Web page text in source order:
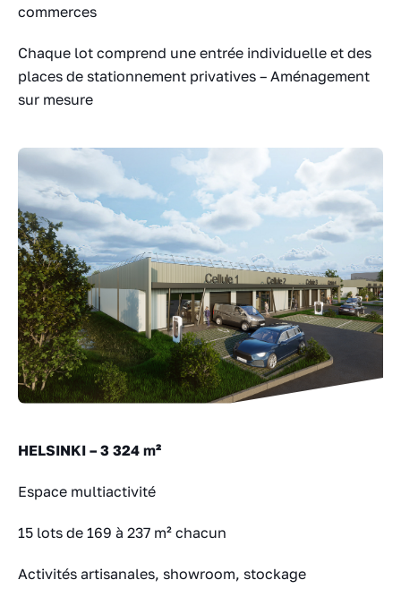
commerces
Chaque lot comprend une entrée individuelle et des
places de stationnement privatives – Aménagement
sur mesure
HELSINKI – 3 324 m²
Espace multiactivité
15 lots de 169 à 237 m² chacun
Activités artisanales, showroom, stockage